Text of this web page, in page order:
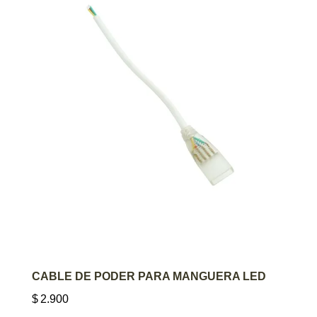
AGREGAR AL CARRITO
CABLE DE PODER PARA MANGUERA LED
$ 2.900